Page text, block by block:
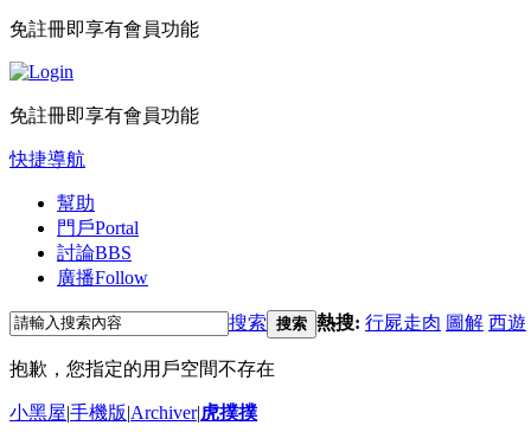
免註冊即享有會員功能
免註冊即享有會員功能
快捷導航
幫助
門戶Portal
討論BBS
廣播Follow
搜索 搜索 熱搜: 行屍走肉 圖解 西遊
抱歉，您指定的用戶空間不存在
小黑屋|手機版|Archiver|虎撲撲